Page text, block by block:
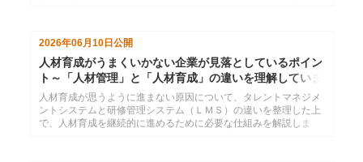
2026年06月10日 公開
人材育成がうまくいかない企業が見落としているポイン
ト～「人材管理」と「人材育成」の違いを理解していま
すか？
人材育成が思うように進まない原因について、タレントマネジメ
ントシステムと研修管理システム（ＬＭＳ）の違いを整理した上
で、人材育成を継続的に進めるために必要な仕組みを解説しま